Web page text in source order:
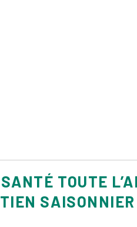
TOUTE
SAISONNIER